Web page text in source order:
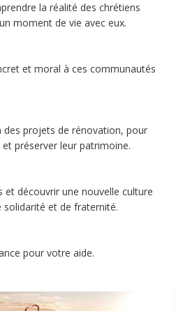
la réalité des chrétiens
moment de vie avec eux.
et moral à ces communautés
des projets de rénovation, pour
préserver leur patrimoine.
et découvrir une nouvelle culture
et de fraternité.
pour votre aide.